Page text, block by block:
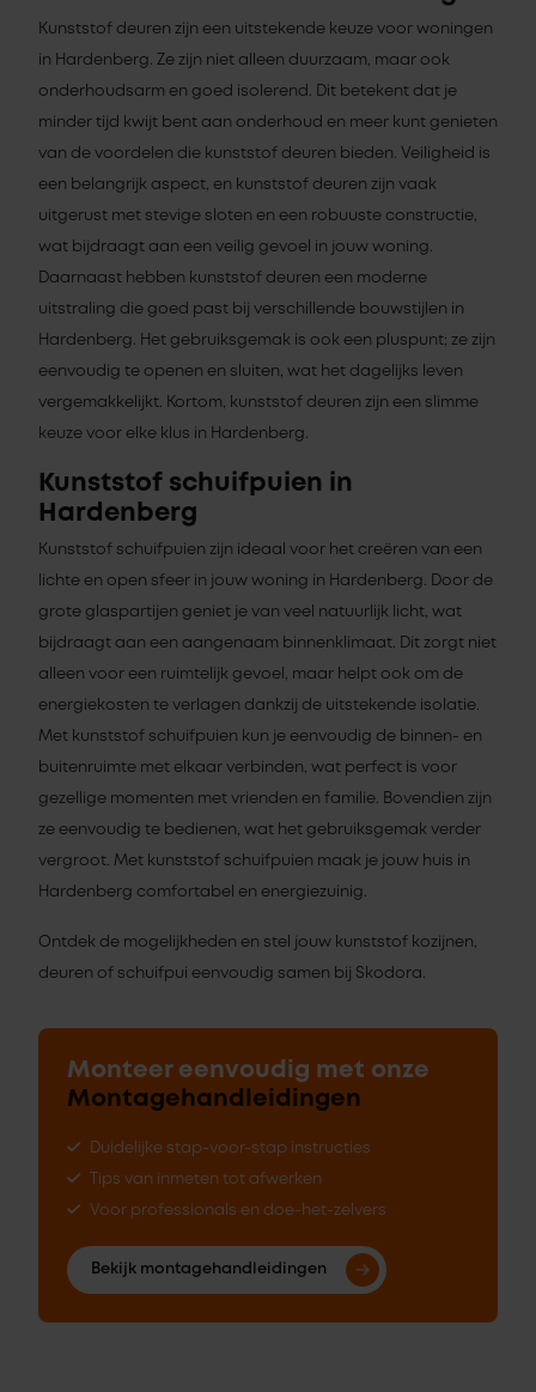
Kunststof deuren zijn een uitstekende keuze voor woningen
in Hardenberg. Ze zijn niet alleen duurzaam, maar ook
onderhoudsarm en goed isolerend. Dit betekent dat je
minder tijd kwijt bent aan onderhoud en meer kunt genieten
van de voordelen die kunststof deuren bieden. Veiligheid is
een belangrijk aspect, en kunststof deuren zijn vaak
uitgerust met stevige sloten en een robuuste constructie,
wat bijdraagt aan een veilig gevoel in jouw woning.
Daarnaast hebben kunststof deuren een moderne
uitstraling die goed past bij verschillende bouwstijlen in
Hardenberg. Het gebruiksgemak is ook een pluspunt; ze zijn
eenvoudig te openen en sluiten, wat het dagelijks leven
vergemakkelijkt. Kortom, kunststof deuren zijn een slimme
keuze voor elke klus in Hardenberg.
Kunststof schuifpuien in
Hardenberg
Kunststof schuifpuien zijn ideaal voor het creëren van een
lichte en open sfeer in jouw woning in Hardenberg. Door de
grote glaspartijen geniet je van veel natuurlijk licht, wat
bijdraagt aan een aangenaam binnenklimaat. Dit zorgt niet
alleen voor een ruimtelijk gevoel, maar helpt ook om de
energiekosten te verlagen dankzij de uitstekende isolatie.
Met kunststof schuifpuien kun je eenvoudig de binnen- en
buitenruimte met elkaar verbinden, wat perfect is voor
gezellige momenten met vrienden en familie. Bovendien zijn
ze eenvoudig te bedienen, wat het gebruiksgemak verder
vergroot. Met kunststof schuifpuien maak je jouw huis in
Hardenberg comfortabel en energiezuinig.
Ontdek de mogelijkheden en stel jouw kunststof kozijnen,
deuren of schuifpui eenvoudig samen bij Skodora.
Monteer eenvoudig met onze
Montagehandleidingen
Duidelijke stap-voor-stap instructies
Tips van inmeten tot afwerken
Voor professionals en doe-het-zelvers
Bekijk montagehandleidingen